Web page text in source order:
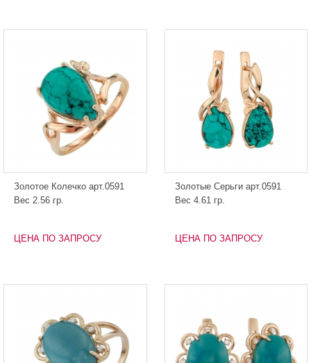
Золотое Колечко арт.0591
Вес 2.56 гр.
ЦЕНА ПО ЗАПРОСУ
Золотые Серьги арт.0591
Вес 4.61 гр.
ЦЕНА ПО ЗАПРОСУ